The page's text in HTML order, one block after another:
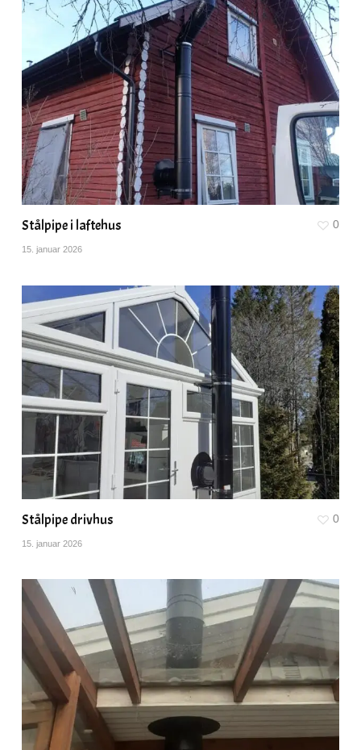
Stålpipe i laftehus
15. januar 2026
0
Stålpipe drivhus
15. januar 2026
0